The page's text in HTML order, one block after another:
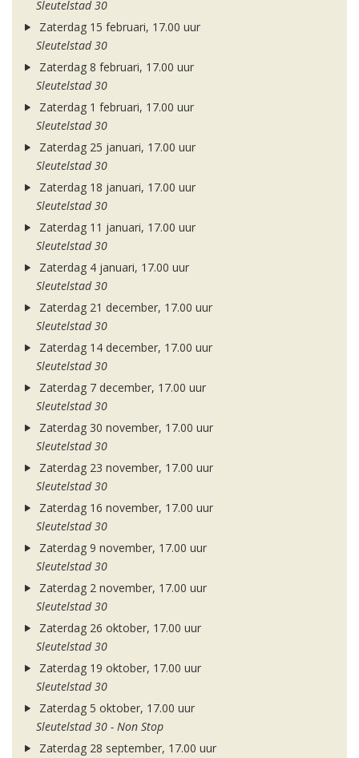
Sleutelstad 30
Zaterdag 15 februari, 17.00 uur
Sleutelstad 30
Zaterdag 8 februari, 17.00 uur
Sleutelstad 30
Zaterdag 1 februari, 17.00 uur
Sleutelstad 30
Zaterdag 25 januari, 17.00 uur
Sleutelstad 30
Zaterdag 18 januari, 17.00 uur
Sleutelstad 30
Zaterdag 11 januari, 17.00 uur
Sleutelstad 30
Zaterdag 4 januari, 17.00 uur
Sleutelstad 30
Zaterdag 21 december, 17.00 uur
Sleutelstad 30
Zaterdag 14 december, 17.00 uur
Sleutelstad 30
Zaterdag 7 december, 17.00 uur
Sleutelstad 30
Zaterdag 30 november, 17.00 uur
Sleutelstad 30
Zaterdag 23 november, 17.00 uur
Sleutelstad 30
Zaterdag 16 november, 17.00 uur
Sleutelstad 30
Zaterdag 9 november, 17.00 uur
Sleutelstad 30
Zaterdag 2 november, 17.00 uur
Sleutelstad 30
Zaterdag 26 oktober, 17.00 uur
Sleutelstad 30
Zaterdag 19 oktober, 17.00 uur
Sleutelstad 30
Zaterdag 5 oktober, 17.00 uur
Sleutelstad 30 - Non Stop
Zaterdag 28 september, 17.00 uur